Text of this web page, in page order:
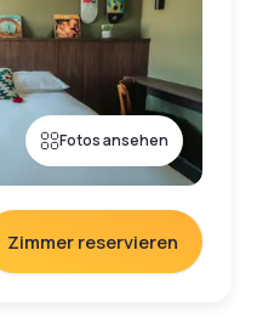
Fotos ansehen
Zimmer reservieren